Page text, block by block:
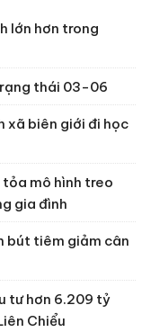
lớn hơn trong
thái 03-06
xã biên giới đi học
mô hình treo
gia đình
bút tiêm giảm cân
tư hơn 6.209 tỷ
Chiểu